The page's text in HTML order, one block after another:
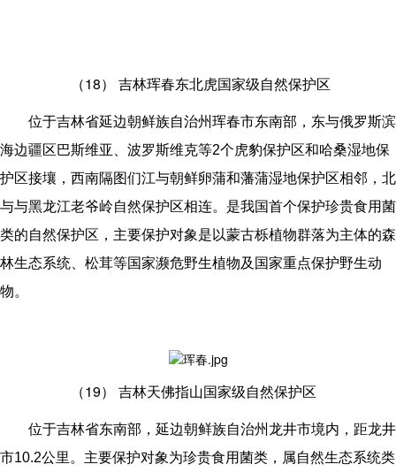
（18） 吉林珲春东北虎国家级自然保护区
位于吉林省延边朝鲜族自治州珲春市东南部，东与俄罗斯滨
海边疆区巴斯维亚、波罗斯维克等2个虎豹保护区和哈桑湿地保
护区接壤，西南隔图们江与朝鲜卵蒲和藩蒲湿地保护区相邻，北
与与黑龙江老爷岭自然保护区相连。是我国首个保护珍贵食用菌
类的自然保护区，主要保护对象是以蒙古栎植物群落为主体的森
林生态系统、松茸等国家濒危野生植物及国家重点保护野生动
物。
（19） 吉林天佛指山国家级自然保护区
位于吉林省东南部，延边朝鲜族自治州龙井市境内，距龙井
市10.2公里。主要保护对象为珍贵食用菌类，属自然生态系统类